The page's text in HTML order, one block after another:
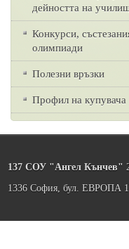
дейността на
Конкурси,
олимпиади
Полезни връзки
Профил на купувача
137 СОУ "Ангел Кънчев"
1336 София, бул. ЕВРОПА